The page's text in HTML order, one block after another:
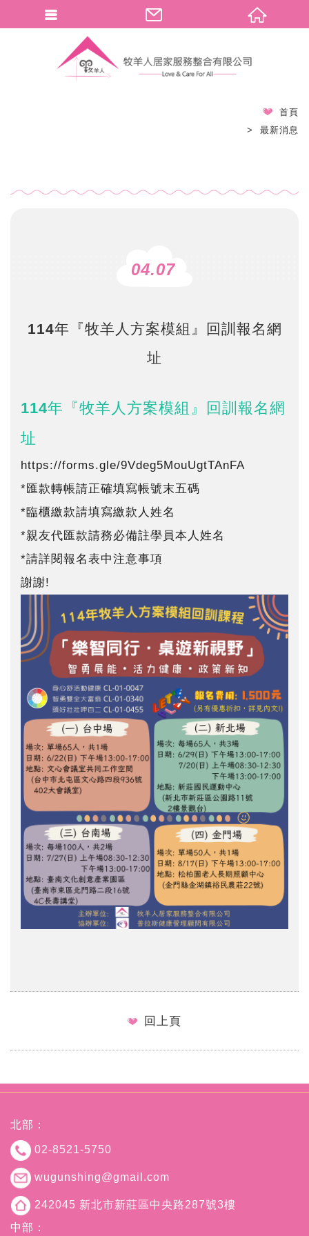
首頁
最新消息
04.07
114年『牧羊人方案模組』回訓報名網
址
114年『牧羊人方案模組』回訓報名網
址
https://forms.gle/9Vdeg5MouUgtTAnFA
*匯款轉帳請正確填寫帳號末五碼
*臨櫃繳款請填寫繳款人姓名
*親友代匯款請務必備註學員本人姓名
*請詳閱報名表中注意事項
謝謝!
回上頁
北部：
02-8521-5750
wugunshing@gmail.com
242045 新北市新莊區中央路287號3樓
中部：